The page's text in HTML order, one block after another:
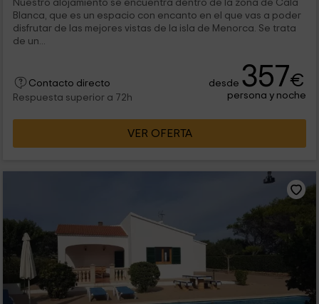
Nuestro alojamiento se encuentra dentro de la zona de Cala
Blanca, que es un espacio con encanto en el que vas a poder
disfrutar de las mejores vistas de la isla de Menorca. Se trata
de un...
Contacto directo
Respuesta superior a 72h
desde 357€
persona y noche
VER OFERTA